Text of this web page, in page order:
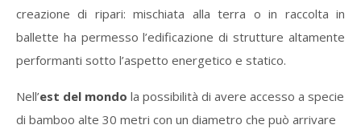
creazione di ripari: mischiata alla terra o in raccolta in
ballette ha permesso l’edificazione di strutture altamente
performanti sotto l’aspetto energetico e statico.
Nell’est del mondo la possibilità di avere accesso a specie
di bamboo alte 30 metri con un diametro che può arrivare